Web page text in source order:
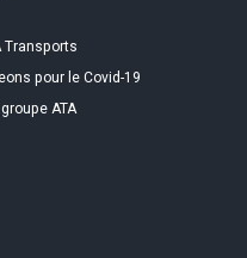
Transports
pour le Covid-19
ATA